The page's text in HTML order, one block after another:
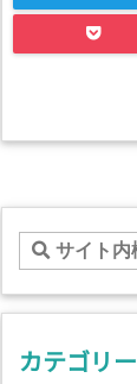
カテゴリー